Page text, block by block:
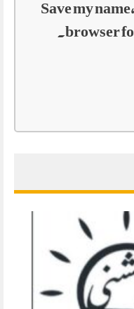
Save my
browser